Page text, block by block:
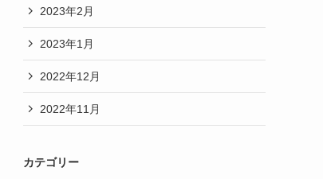
2023年2月
2023年1月
2022年12月
2022年11月
カテゴリー